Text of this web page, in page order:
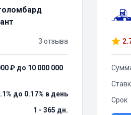
3 отзыва
₽ до 10 000 000
до 0.17% в день
1 - 365 дн.
Срок